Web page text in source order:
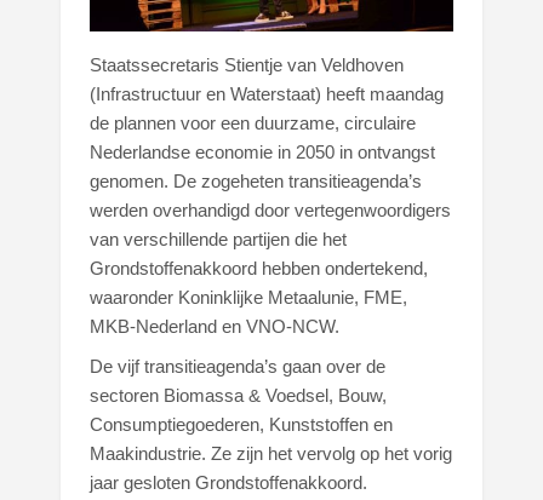
Staatssecretaris Stientje van Veldhoven
(Infrastructuur en Waterstaat) heeft maandag
de plannen voor een duurzame, circulaire
Nederlandse economie in 2050 in ontvangst
genomen. De zogeheten transitieagenda’s
werden overhandigd door vertegenwoordigers
van verschillende partijen die het
Grondstoffenakkoord hebben ondertekend,
waaronder Koninklijke Metaalunie, FME,
MKB-Nederland en VNO-NCW.
De vijf transitieagenda’s gaan over de
sectoren Biomassa & Voedsel, Bouw,
Consumptiegoederen, Kunststoffen en
Maakindustrie. Ze zijn het vervolg op het vorig
jaar gesloten Grondstoffenakkoord.